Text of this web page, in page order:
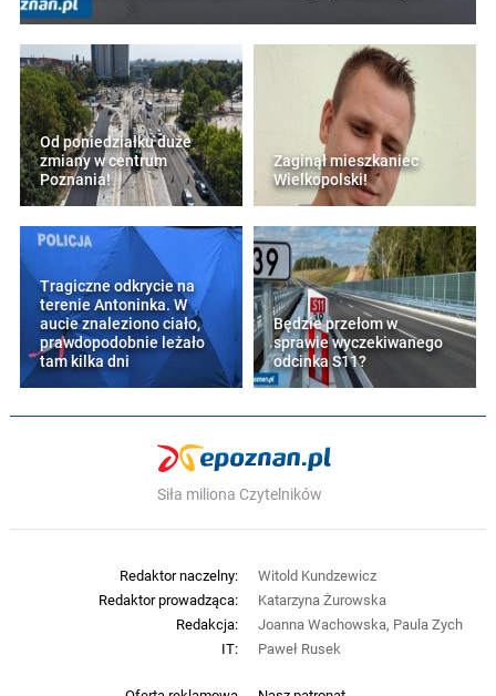
Od poniedziałku duże
zmiany w centrum
Poznania!
Zaginął mieszkaniec
Wielkopolski!
Tragiczne odkrycie na
terenie Antoninka. W
aucie znaleziono ciało,
prawdopodobnie leżało
tam kilka dni
Będzie przełom w
sprawie wyczekiwanego
odcinka S11?
Siła miliona Czytelników
Redaktor naczelny:
Witold Kundzewicz
Redaktor prowadząca:
Katarzyna Żurowska
Redakcja:
Joanna Wachowska, Paula Zych
IT:
Paweł Rusek